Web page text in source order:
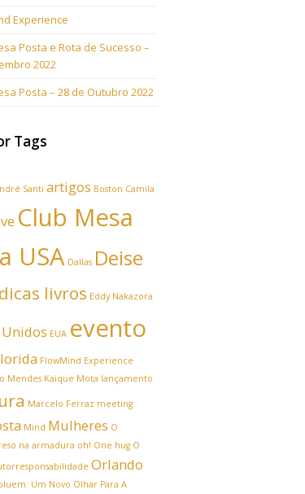
Experience
Posta e Rota de Sucesso –
2022
Posta – 28 de Outubro 2022
Tags
Santi artigos Boston Camila
Club Mesa
USA Dallas Deise
dicas livros Eddy Nakazora
EUA evento
FlowMind Experience
Mendes Kaique Mota lançamento
Marcelo Ferraz meeting
Mind Mulheres O
na armadura oh! One hug O
Orlando
Um Novo Olhar Para A